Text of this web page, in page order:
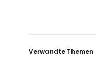
Verwandte Themen